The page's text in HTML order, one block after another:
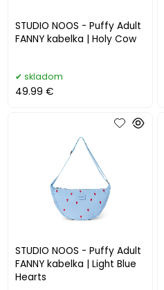
STUDIO NOOS - Puffy Adult
FANNY kabelka | Holy Cow
skladom
49.99 €
STUDIO NOOS - Puffy Adult
FANNY kabelka | Light Blue
Hearts